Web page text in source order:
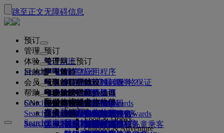
跳至正文无障碍信息
预订
预订
预订航班
搜索航班
航班时刻表
特惠机票
特别优惠
最佳票价搜索
计划行程
关于网上预订
阿联酋航空应用程序
阿联酋航空最优价格保证
座位选择
票价保留
阿联酋航空应用程序
Search flight
管理
管理
管理预订
检索预订
取消预订
更改预订
选择你的座位
升级航班
起飞前
起飞前
旅行信息
危险品手册
规则与公告
健康
行李
行李信息
行李信息
托运行李
随身行李
签证和护照
查找签证要求
签证和护照信息
美国旅行授权
Search flight
体验
空中体验
航班都有哪些设施与服务？
舱等特色
头等舱
商务舱
豪华经济舱
阿联酋航空体验
你的旅程由此开始
阿联酋航空体验
专车接送服务
阿联酋航空服务
家庭旅行
和家人一同出行
规划你的家庭旅行
无成人陪伴的儿童乘客
飞悦卓越
飞悦卓越
飞悦卓越的理由
关于我们
关于我们
Search flight
目的地
我们的目的地
目的地
我们的目的地
亚太地区
美洲
Explore Dubai
Explore Dubai
Explore
Food & Drinks
Outdoor & Adventure
我们的旅行合作伙伴
空中和地面合作伙伴
我们的旅行合作伙伴
探索
探索阿联酋航空目的地
Search flight
会员
阿联酋航空Skywards
加入阿联酋航空 Skywards
关于阿联酋航空Skywards
会员级别
企业商务奖励
注册你的公司
企业商务奖励
Search flight
帮助
帮助和联系方式
帮助和联系方式
帮助和联系方式
你的问题
常见问题
Search flight
CN